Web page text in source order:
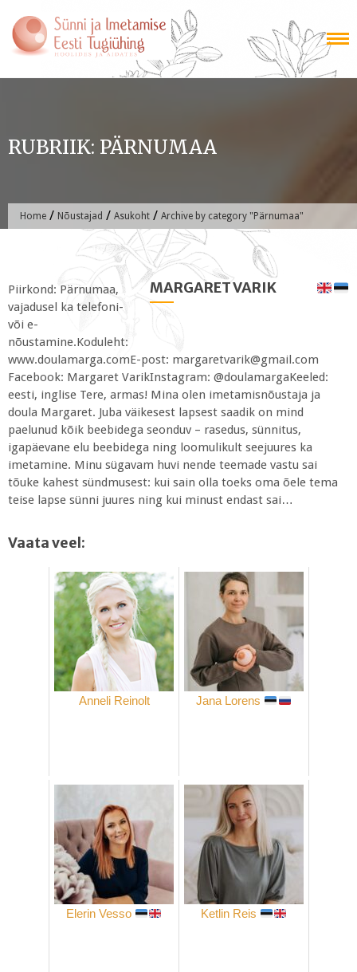
content
RUBRIIK: PÄRNUMAA
Home / Nõustajad / Asukoht / Archive by category "Pärnumaa"
MARGARET VARIK
Piirkond: Pärnumaa,
vajadusel ka telefoni-
või e-
nõustamine.Koduleht:
www.doulamarga.comE-post: margaretvarik@gmail.com
Facebook: Margaret VarikInstagram: @doulamargaKeeled:
eesti, inglise Tere, armas! Mina olen imetamisnõustaja ja
doula Margaret. Juba väikesest lapsest saadik on mind
paelunud kõik beebidega seonduv – rasedus, sünnitus,
igapäevane elu beebidega ning loomulikult seejuures ka
imetamine. Minu sügavam huvi nende teemade vastu sai
tõuke kahest sündmusest: kui sain olla toeks oma õele tema
teise lapse sünni juures ning kui minust endast sai…
Vaata veel:
Anneli Reinolt Jana Lorens
Elerin Vesso Ketlin Reis